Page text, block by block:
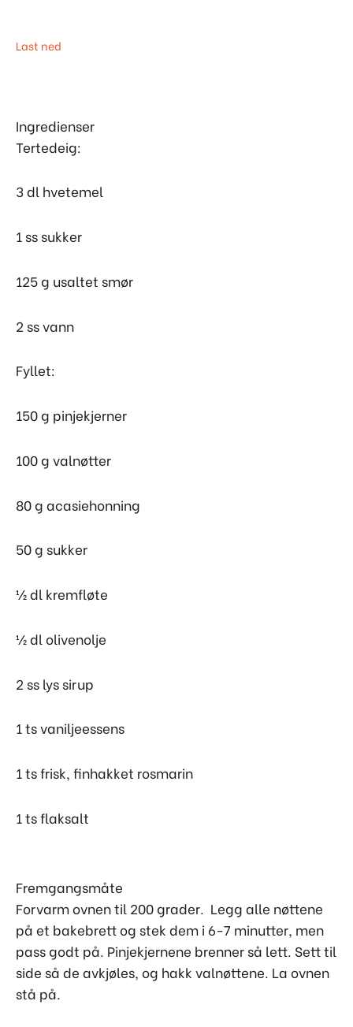
Last ned
Ingredienser
Tertedeig:
3 dl hvetemel
1 ss sukker
125 g usaltet smør
2 ss vann
Fyllet:
150 g pinjekjerner
100 g valnøtter
80 g acasiehonning
50 g sukker
½ dl kremfløte
½ dl olivenolje
2 ss lys sirup
1 ts vaniljeessens
1 ts frisk, finhakket rosmarin
1 ts flaksalt
Fremgangsmåte
Forvarm ovnen til 200 grader. Legg alle nøttene
på et bakebrett og stek dem i 6-7 minutter, men
pass godt på. Pinjekjernene brenner så lett. Sett til
side så de avkjøles, og hakk valnøttene. La ovnen
stå på.